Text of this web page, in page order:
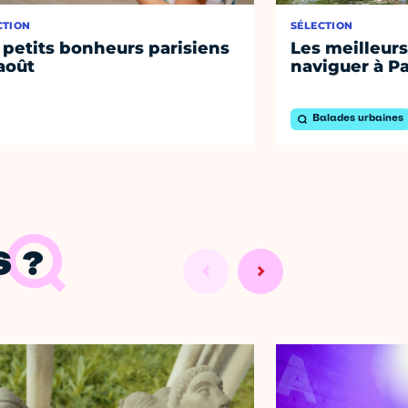
petits bonheurs parisiens
SÉLECTION
Les
naviguer à
Balades urbaines
?